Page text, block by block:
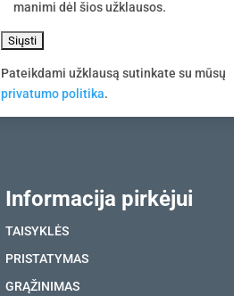
manimi dėl šios užklausos.
Pateikdami užklausą sutinkate su mūsų
privatumo politika.
Informacija pirkėjui
TAISYKLĖS
PRISTATYMAS
GRĄŽINIMAS